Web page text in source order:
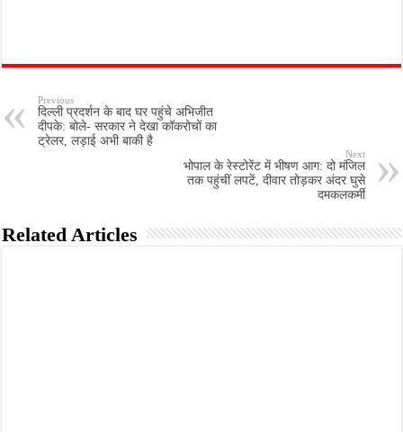
Previous
दिल्ली प्रदर्शन के बाद घर पहुंचे अभिजीत
दीपके: बोले- सरकार ने देखा कॉकरोचों का
ट्रेलर, लड़ाई अभी बाकी है
Next
भोपाल के रेस्टोरेंट में भीषण आग: दो मंजिल
तक पहुंचीं लपटें, दीवार तोड़कर अंदर घुसे
दमकलकर्मी
Related Articles